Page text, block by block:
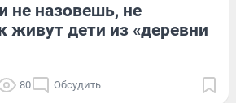
не назовешь, не
живут дети из «деревни
80 Обсудить